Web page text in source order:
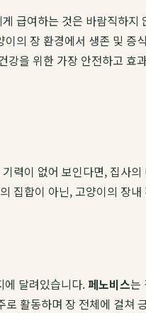
급여하는 것은 바람직하
의 장 환경에서 생존 및 증
을 위한 가장 안전하고 효
력이 없어 보인다면, 집사
집합이 아닌, 고양이의 장
에 달려있습니다. 페노비스는
활동하며 장 전체에 걸쳐